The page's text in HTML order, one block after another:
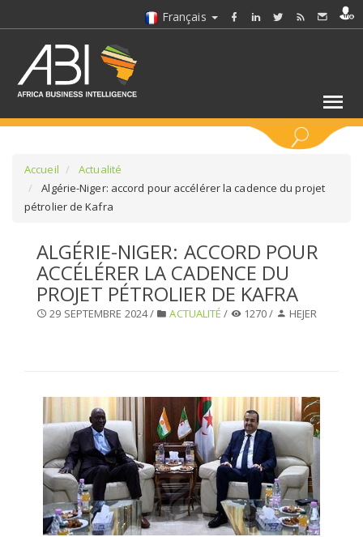
Français
SÉLECTIONNEZ UN DOSSIER
SELECTIONNEZ UNE SECTION
Accueil
Actualité
Algérie-Niger: accord pour accélérer la cadence du projet
pétrolier de Kafra
ALGÉRIE-NIGER: ACCORD POUR
ACCÉLÉRER LA CADENCE DU
PROJET PÉTROLIER DE KAFRA
29 SEPTEMBRE 2024 / ACTUALITÉ / 1270 / HEJER